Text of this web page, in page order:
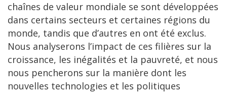
chaînes de valeur mondiale se sont développées
dans certains secteurs et certaines régions du
monde, tandis que d’autres en ont été exclus.
Nous analyserons l’impact de ces filières sur la
croissance, les inégalités et la pauvreté, et nous
nous pencherons sur la manière dont les
nouvelles technologies et les politiques